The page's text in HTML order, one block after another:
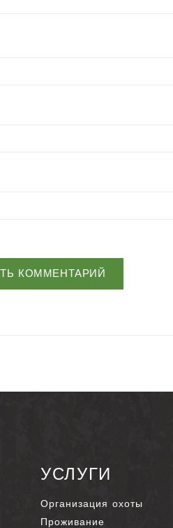
УСЛУГИ
Организация охоты
Проживание